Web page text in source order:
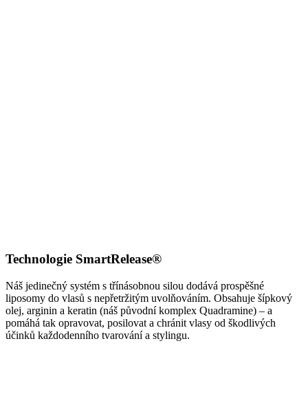
Technologie SmartRelease®
Náš jedinečný systém s třínásobnou silou dodává prospěšné
liposomy do vlasů s nepřetržitým uvolňováním. Obsahuje šípkový
olej, arginin a keratin (náš původní komplex Quadramine) – a
pomáhá tak opravovat, posilovat a chránit vlasy od škodlivých
účinků každodenního tvarování a stylingu.